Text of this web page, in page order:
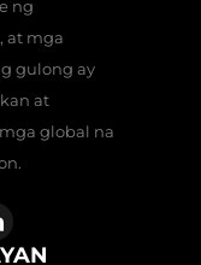
ng
at mga
gulong ay
at
global na